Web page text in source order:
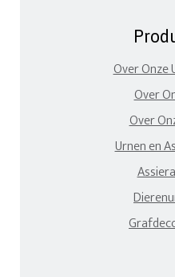
Over Onze
Over
Over
Urnen en